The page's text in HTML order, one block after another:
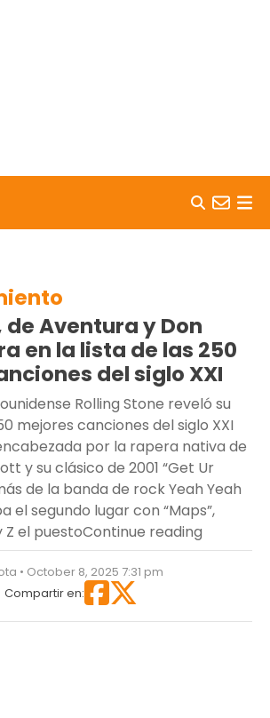
de Aventura y Don
en la lista de las 250
del siglo XXI
Rolling Stone reveló su
mejores canciones del siglo XXI
por la rapera nativa de
y su clásico de 2001 “Get Ur
de la banda de rock Yeah Yeah
el segundo lugar con “Maps”,
Z el puestoContinue reading
• October 8, 2025 7:31 pm
Compartir en: